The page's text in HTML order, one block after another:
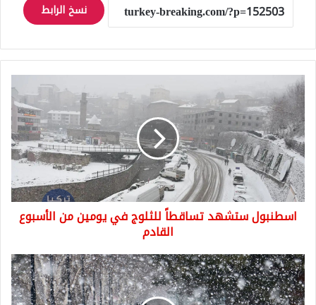
نسخ الرابط
اسطنبول
ستشهد
تساقطاً
للثلوج
في
يومين
من
الأسبوع
القادم
اسطنبول ستشهد تساقطاً للثلوج في يومين من الأسبوع
القادم
الأرصاد
الجوية
التركية